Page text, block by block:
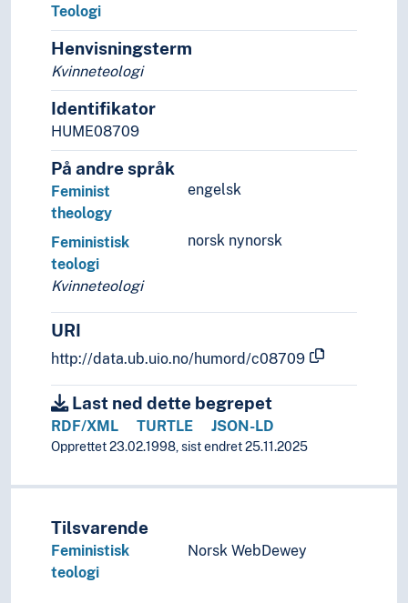
Teologi
Henvisningsterm
Kvinneteologi
Identifikator
HUME08709
På andre språk
engelsk
Feminist
theology
norsk nynorsk
Feministisk
teologi
Kvinneteologi
URI
http://data.ub.uio.no/humord/c08709
Last ned dette begrepet
RDF/XML TURTLE JSON-LD
Opprettet 23.02.1998, sist endret 25.11.2025
Tilsvarende
Feministisk
teologi
Norsk WebDewey